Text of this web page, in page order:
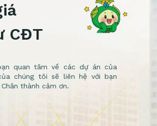
CĐT
quan tâm về các dự án của
chúng tôi sẽ liên hệ với bạn
thành cảm ơn.